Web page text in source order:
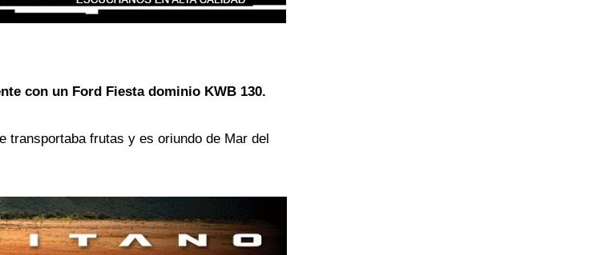
con un Ford Fiesta dominio KWB 130.
transportaba frutas y es oriundo de Mar del